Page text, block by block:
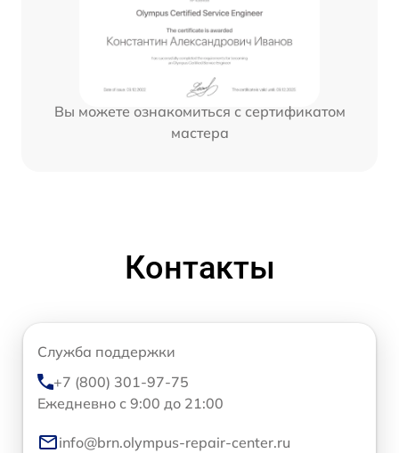
Вы можете ознакомиться с сертификатом
мастера
Контакты
Служба поддержки
+7 (800) 301-97-75
Ежедневно с 9:00 до 21:00
info@brn.olympus-repair-center.ru